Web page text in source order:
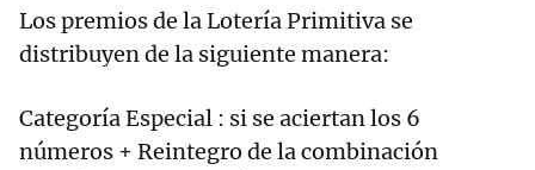
Los premios de la Lotería Primitiva se
distribuyen de la siguiente manera:
Categoría Especial : si se aciertan los 6
números + Reintegro de la combinación